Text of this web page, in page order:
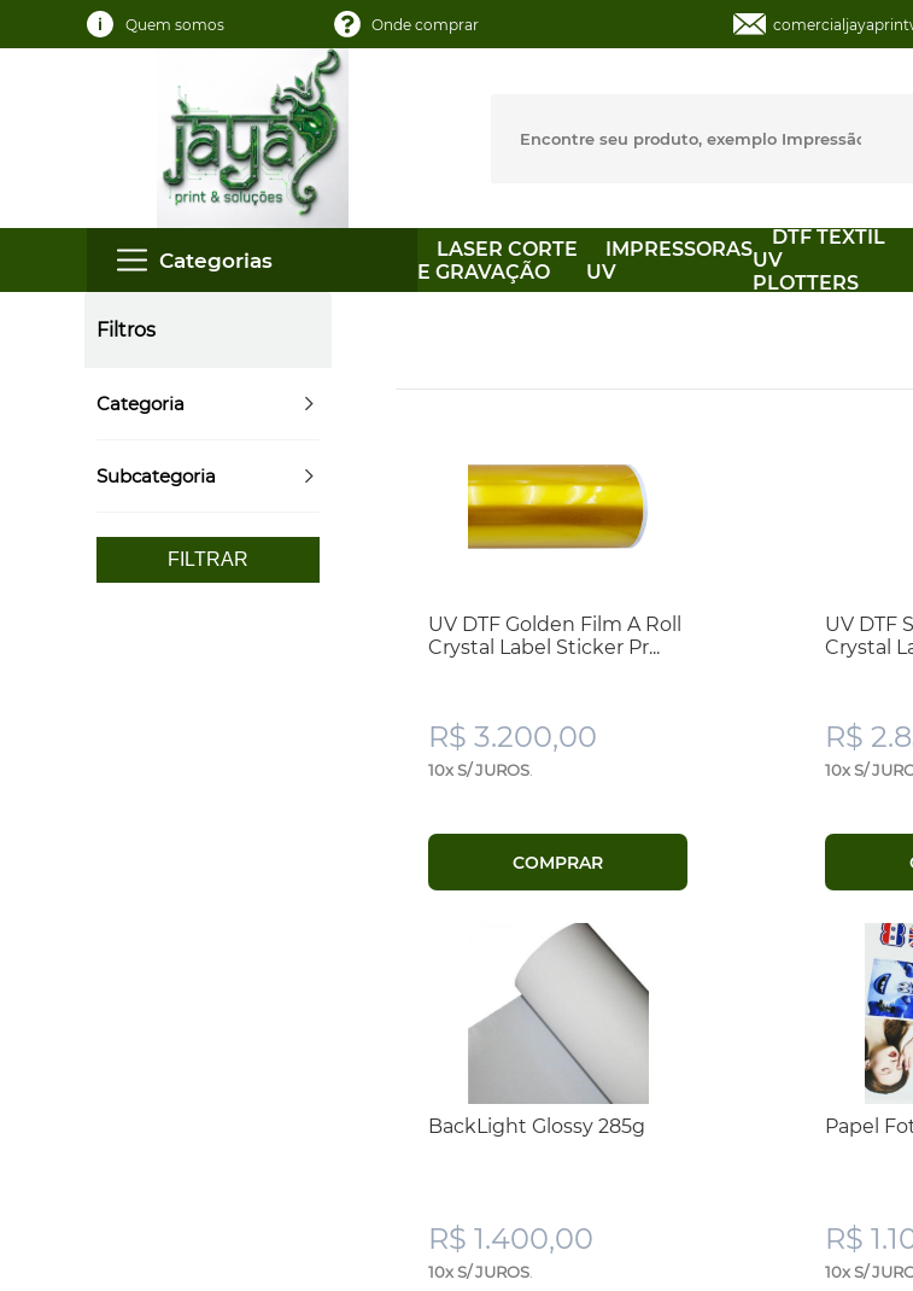
Quem somos Onde comprar
Categorias
LASER CORTE
E GRAVAÇÃO
IMPRESSORAS
UV
DTF TEXTIL
UV
PLOTTERS
Filtros
Categoria
Subcategoria
FILTRAR
UV DTF Golden Film A Roll
Crystal Label Sticker Pr...
R$ 3.200,00
10x S/ JUROS
COMPRAR
UV DTF
Crystal
R$
10x S/
BackLight Glossy 285g
R$ 1.400,00
10x S/ JUROS
Papel
R$
10x S/